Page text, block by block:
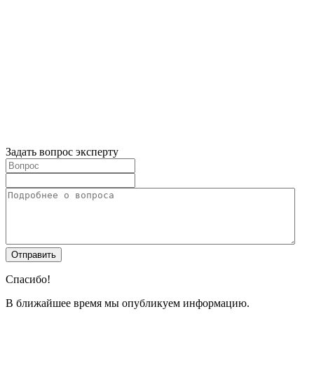
Задать вопрос эксперту
Спасибо!
В ближайшее время мы опубликуем информацию.